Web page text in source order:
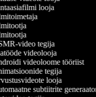
looja
video tegija
videolooja
videoloome tööriist
tegija
looja
subtiitrite generaator